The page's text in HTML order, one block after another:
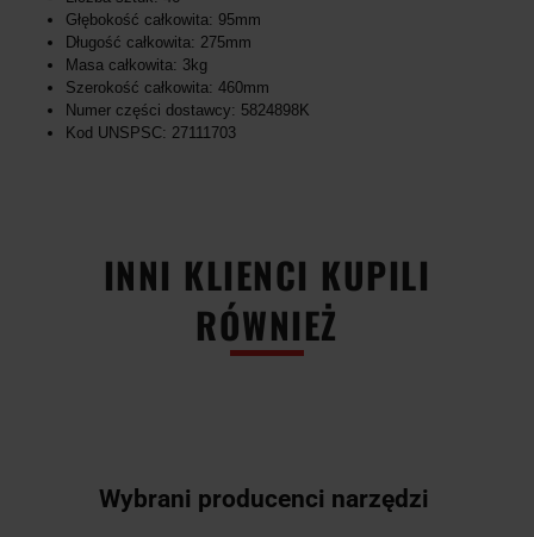
Głębokość całkowita: 95mm
Długość całkowita: 275mm
Masa całkowita: 3kg
Szerokość całkowita: 460mm
Numer części dostawcy: 5824898K
Kod UNSPSC: 27111703
INNI KLIENCI KUPILI
RÓWNIEŻ
Wybrani producenci narzędzi